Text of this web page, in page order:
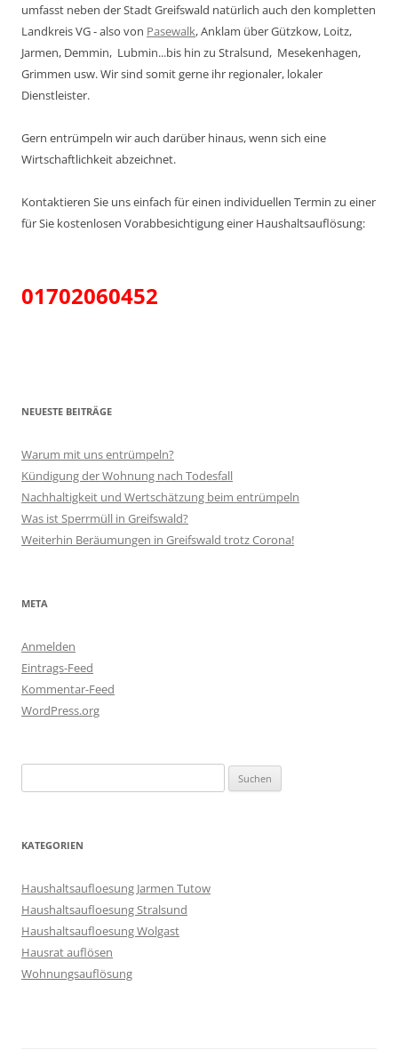
umfasst neben der Stadt Greifswald natürlich auch den kompletten
Landkreis VG - also von Pasewalk, Anklam über Gützkow, Loitz,
Jarmen, Demmin, Lubmin...bis hin zu Stralsund, Mesekenhagen,
Grimmen usw. Wir sind somit gerne ihr regionaler, lokaler
Dienstleister.
Gern entrümpeln wir auch darüber hinaus, wenn sich eine
Wirtschaftlichkeit abzeichnet.
Kontaktieren Sie uns einfach für einen individuellen Termin zu einer
für Sie kostenlosen Vorabbesichtigung einer Haushaltsauflösung:
01702060452
NEUESTE BEITRÄGE
Warum mit uns entrümpeln?
Kündigung der Wohnung nach Todesfall
Nachhaltigkeit und Wertschätzung beim entrümpeln
Was ist Sperrmüll in Greifswald?
Weiterhin Beräumungen in Greifswald trotz Corona!
META
Anmelden
Eintrags-Feed
Kommentar-Feed
WordPress.org
nach:
KATEGORIEN
Haushaltsaufloesung Jarmen Tutow
Haushaltsaufloesung Stralsund
Haushaltsaufloesung Wolgast
Hausrat auflösen
Wohnungsauflösung